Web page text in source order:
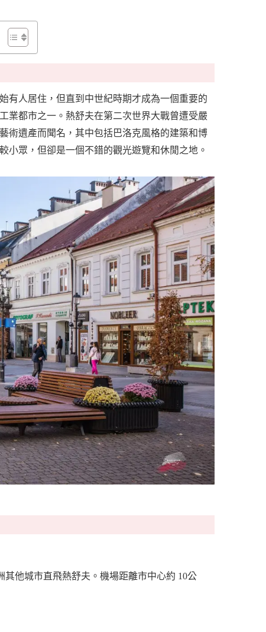
有人居住，但直到中世紀時期才成為一個重要的
業都市之一。熱舒夫在第二次世界大戰曾遭受嚴
術遺產而聞名，其中包括巴洛克風格的建築和博
小眾，但卻是一個不錯的觀光遊覽和休閒之地。
其他城市直飛熱舒夫。機場距離市中心約 10公